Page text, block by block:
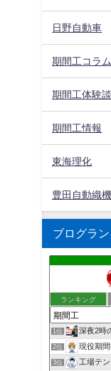
日野自動車
期間工コラム
期間工体験談
期間工情報
東海理化
豊田自動織機
ブログラン
ランキング
1位 深夜2時
2位 現役期
3位 工場テ